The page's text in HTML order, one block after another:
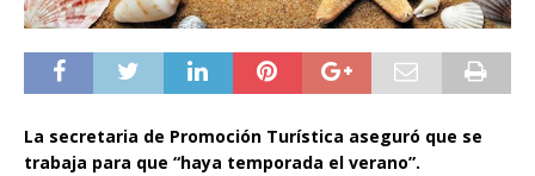
La secretaria de Promoción Turística aseguró que se
trabaja para que “haya temporada el verano”.